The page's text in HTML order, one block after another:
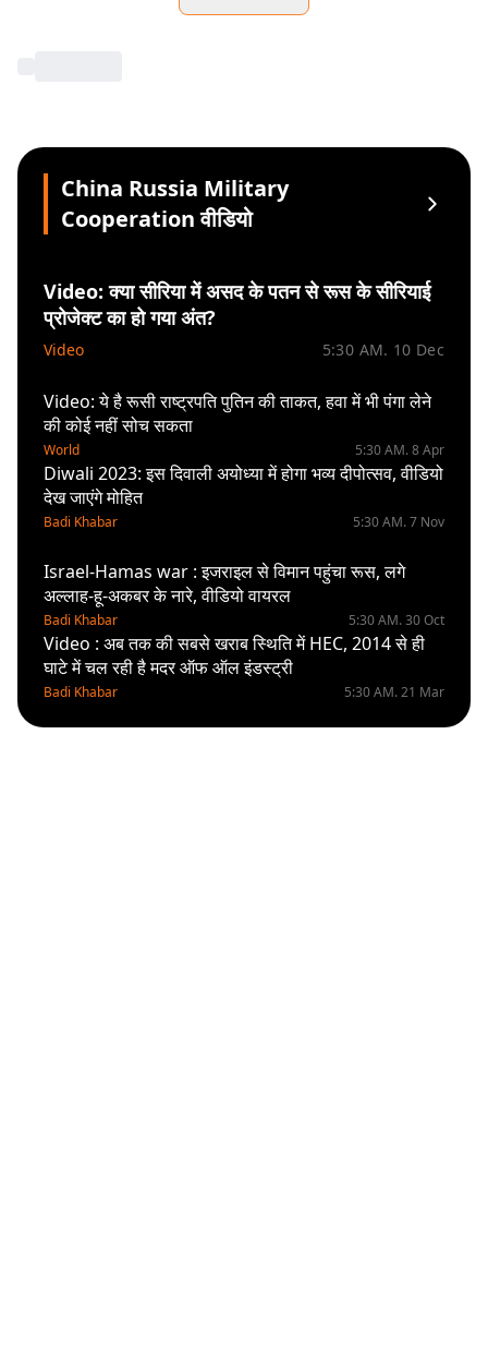
China Russia Military
Cooperation वीडियो
Video: क्या सीरिया में असद के पतन से रूस के सीरियाई
प्रोजेक्ट का हो गया अंत?
Video 5:30 AM. 10 Dec
Video: ये है रूसी राष्ट्रपति पुतिन की ताकत, हवा में भी पंगा लेने
की कोई नहीं सोच सकता
World 5:30 AM. 8 Apr
Diwali 2023: इस दिवाली अयोध्या में होगा भव्य दीपोत्सव, वीडियो
देख जाएंगे मोहित
Badi Khabar 5:30 AM. 7 Nov
Israel-Hamas war : इजराइल से विमान पहुंचा रूस, लगे
अल्लाह-हू-अकबर के नारे, वीडियो वायरल
Badi Khabar 5:30 AM. 30 Oct
Video : अब तक की सबसे खराब स्थिति में HEC, 2014 से ही
घाटे में चल रही है मदर ऑफ ऑल इंडस्ट्री
Badi Khabar 5:30 AM. 21 Mar